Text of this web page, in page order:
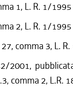
1, L. R. 1/1995
2, L. R. 1/1995
comma 3, L.
2001,
comma 2, L.R.